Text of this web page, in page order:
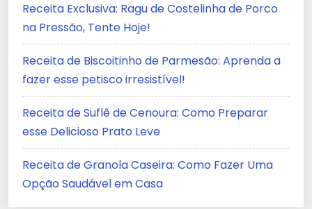
Receita Exclusiva: Ragu de Costelinha de Porco
na Pressão, Tente Hoje!
Receita de Biscoitinho de Parmesão: Aprenda a
fazer esse petisco irresistível!
Receita de Suflê de Cenoura: Como Preparar
esse Delicioso Prato Leve
Receita de Granola Caseira: Como Fazer Uma
Opção Saudável em Casa